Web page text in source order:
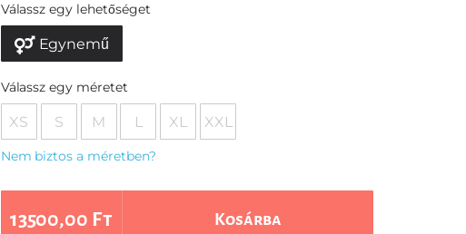
Válassz egy lehetőséget
Egynemű
Válassz egy méretet
XS S M L XL XXL
Nem biztos a méretben?
13500,00 Ft Kosárba